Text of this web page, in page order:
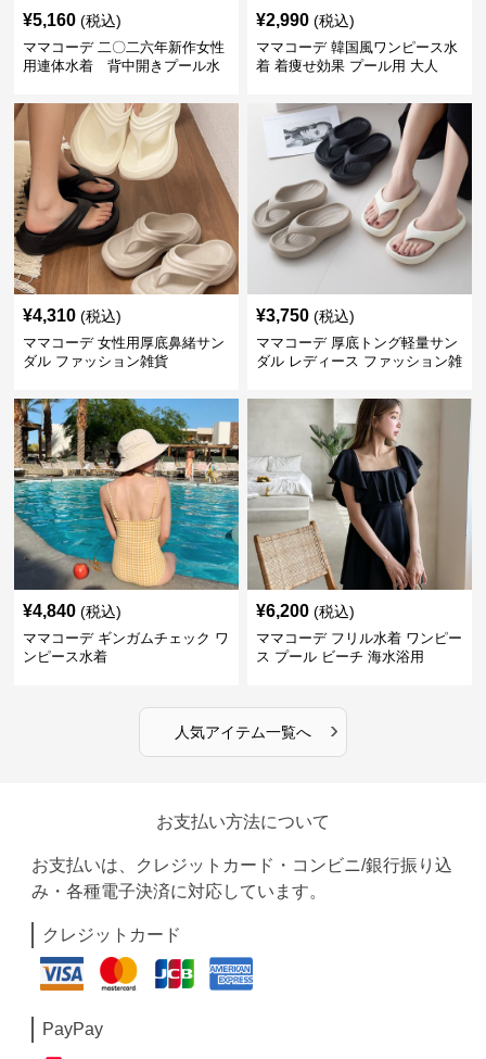
¥5,160 (税込)
ママコーデ 二〇二六年新作女性
用連体水着 背中開きプール水
¥2,990 (税込)
ママコーデ 韓国風ワンピース水
着 着痩せ効果 プール用 大人
¥4,310 (税込)
ママコーデ 女性用厚底鼻緒サン
ダル ファッション雑貨
¥3,750 (税込)
ママコーデ 厚底トング軽量サン
ダル レディース ファッション雑
¥4,840 (税込)
ママコーデ ギンガムチェック ワ
ンピース水着
¥6,200 (税込)
ママコーデ フリル水着 ワンピー
ス プール ビーチ 海水浴用
人気アイテム一覧へ ›
お支払い方法について
お支払いは、クレジットカード・コンビニ/銀行振り込
み・各種電子決済に対応しています。
クレジットカード
PayPay